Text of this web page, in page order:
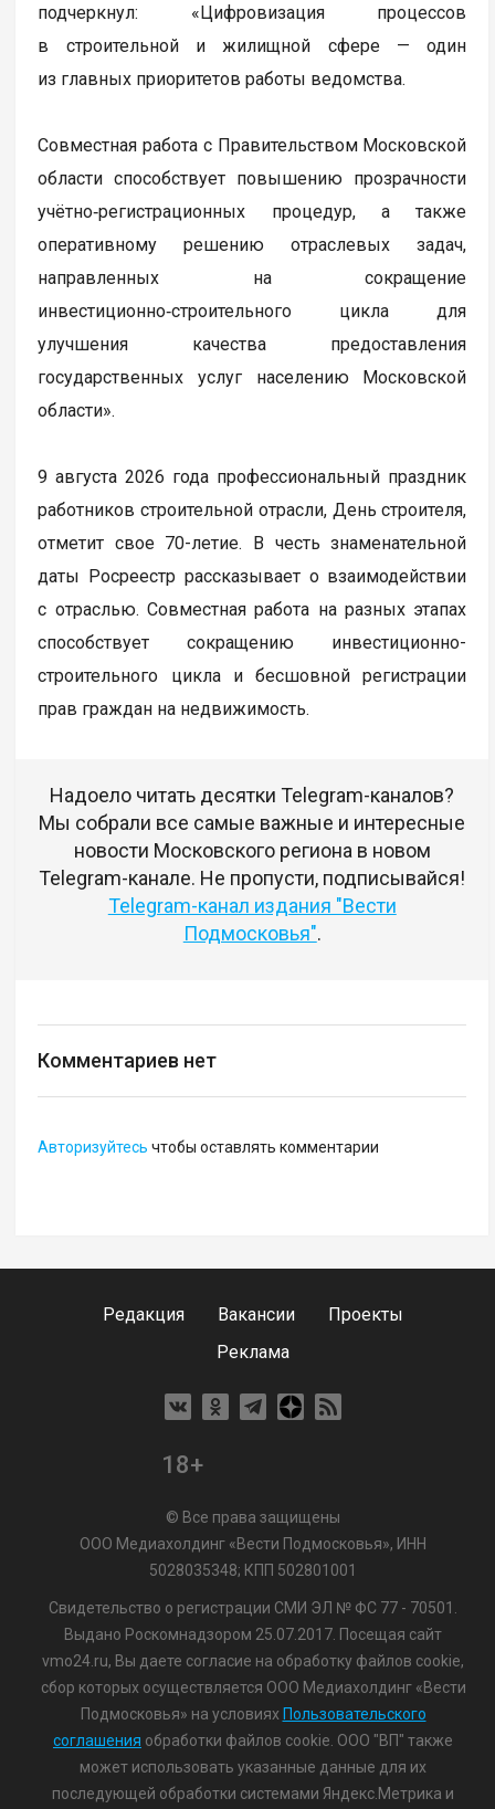
подчеркнул: «Цифровизация процессов
в строительной и жилищной сфере — один
из главных приоритетов работы ведомства.
Совместная работа с Правительством Московской
области способствует повышению прозрачности
учётно‑регистрационных процедур, а также
оперативному решению отраслевых задач,
направленных на сокращение
инвестиционно‑строительного цикла для
улучшения качества предоставления
государственных услуг населению Московской
области».
9 августа 2026 года профессиональный праздник
работников строительной отрасли, День строителя,
отметит свое 70-летие. В честь знаменательной
даты Росреестр рассказывает о взаимодействии
с отраслью. Совместная работа на разных этапах
способствует сокращению инвестиционно-
строительного цикла и бесшовной регистрации
прав граждан на недвижимость.
Надоело читать десятки Telegram-каналов?
Мы собрали все самые важные и интересные
новости Московского региона в новом
Telegram-канале. Не пропусти, подписывайся!
Telegram-канал издания "Вести
Подмосковья".
Комментариев нет
Авторизуйтесь чтобы оставлять комментарии
Редакция Вакансии
Проекты
Реклама
18+
© Все права защищены
ООО Медиахолдинг «Вести Подмосковья», ИНН
5028035348; КПП 502801001
Свидетельство о регистрации СМИ ЭЛ № ФС 77 - 70501.
Выдано Роскомнадзором 25.07.2017. Посещая сайт
vmo24.ru, Вы даете согласие на обработку файлов cookie,
сбор которых осуществляется ООО Медиахолдинг «Вести
Подмосковья» на условиях Пользовательского
соглашения обработки файлов cookie. ООО "ВП" также
может использовать указанные данные для их
последующей обработки системами Яндекс.Метрика и